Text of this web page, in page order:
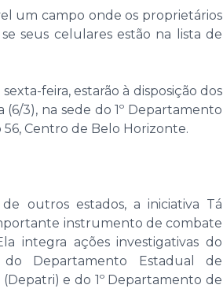
um campo onde os proprietários
seus celulares estão na lista de
feira, estarão à disposição dos
3), na sede do 1º Departamento
Centro de Belo Horizonte.
outros estados, a iniciativa Tá
instrumento de combate
integra ações investigativas do
do Departamento Estadual de
e do 1º Departamento de